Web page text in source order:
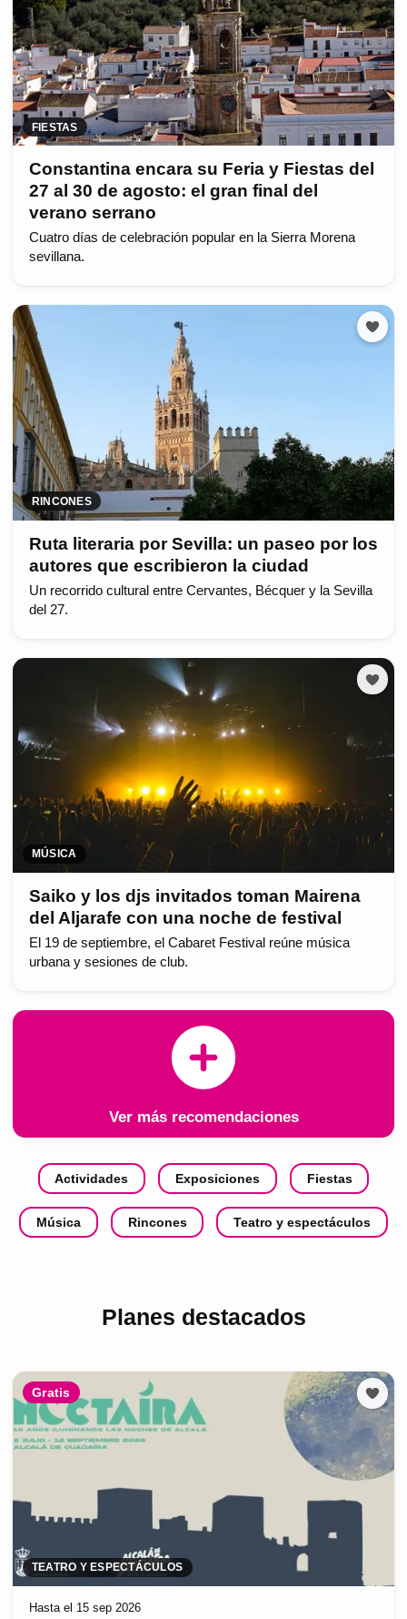
FIESTAS
Constantina encara su Feria y Fiestas del
27 al 30 de agosto: el gran final del
verano serrano
Cuatro días de celebración popular en la Sierra Morena
sevillana.
RINCONES
Ruta literaria por Sevilla: un paseo por los
autores que escribieron la ciudad
Un recorrido cultural entre Cervantes, Bécquer y la Sevilla
del 27.
MÚSICA
Saiko y los djs invitados toman Mairena
del Aljarafe con una noche de festival
El 19 de septiembre, el Cabaret Festival reúne música
urbana y sesiones de club.
Ver más recomendaciones
Actividades Exposiciones Fiestas
Música Rincones Teatro y espectáculos
Planes destacados
Gratis
TEATRO Y ESPECTÁCULOS
Hasta el 15 sep 2026